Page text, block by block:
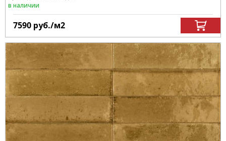
в наличии
7590 руб./м2